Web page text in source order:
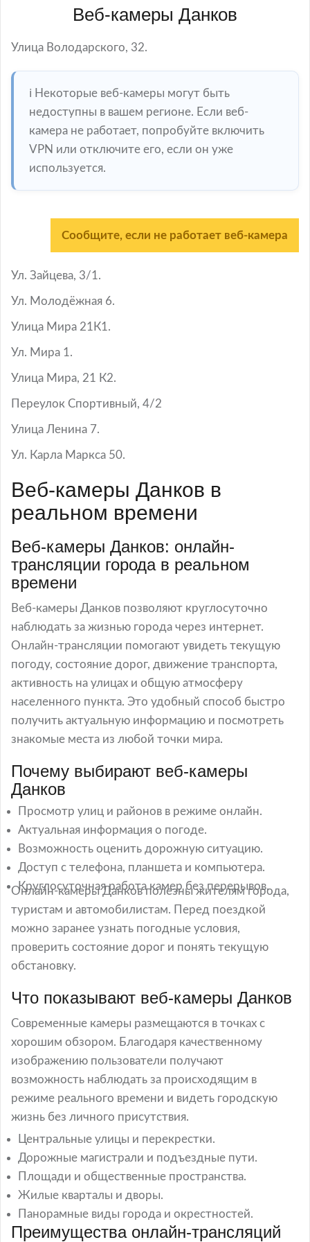
Веб-камеры Данков
Улица Володарского, 32.
ℹ️ Некоторые веб-камеры могут быть
недоступны в вашем регионе. Если веб-
камера не работает, попробуйте включить
VPN или отключите его, если он уже
используется.
Сообщите, если не работает веб-камера
Ул. Зайцева, 3/1.
Ул. Молодёжная 6.
Улица Мира 21К1.
Ул. Мира 1.
Улица Мира, 21 К2.
Переулок Спортивный, 4/2
Улица Ленина 7.
Ул. Карла Маркса 50.
Веб-камеры Данков в
реальном времени
Веб-камеры Данков: онлайн-
трансляции города в реальном
времени
Веб-камеры Данков позволяют круглосуточно
наблюдать за жизнью города через интернет.
Онлайн-трансляции помогают увидеть текущую
погоду, состояние дорог, движение транспорта,
активность на улицах и общую атмосферу
населенного пункта. Это удобный способ быстро
получить актуальную информацию и посмотреть
знакомые места из любой точки мира.
Почему выбирают веб-камеры
Данков
Просмотр улиц и районов в режиме онлайн.
Актуальная информация о погоде.
Возможность оценить дорожную ситуацию.
Доступ с телефона, планшета и компьютера.
Круглосуточная работа камер без перерывов.
Онлайн-камеры Данков полезны жителям города,
туристам и автомобилистам. Перед поездкой
можно заранее узнать погодные условия,
проверить состояние дорог и понять текущую
обстановку.
Что показывают веб-камеры Данков
Современные камеры размещаются в точках с
хорошим обзором. Благодаря качественному
изображению пользователи получают
возможность наблюдать за происходящим в
режиме реального времени и видеть городскую
жизнь без личного присутствия.
Центральные улицы и перекрестки.
Дорожные магистрали и подъездные пути.
Площади и общественные пространства.
Жилые кварталы и дворы.
Панорамные виды города и окрестностей.
Преимущества онлайн-трансляций